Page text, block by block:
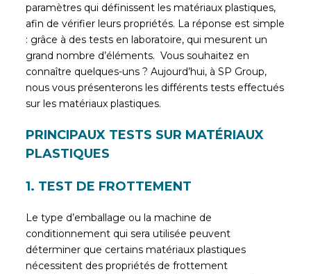
paramètres qui définissent les matériaux plastiques,
afin de vérifier leurs propriétés. La réponse est simple
: grâce à des tests en laboratoire, qui mesurent un
grand nombre d’éléments. Vous souhaitez en
connaître quelques-uns ? Aujourd’hui, à SP Group,
nous vous présenterons les différents tests effectués
sur les matériaux plastiques.
PRINCIPAUX TESTS SUR MATÉRIAUX
PLASTIQUES
1. TEST DE FROTTEMENT
Le type d’emballage ou la machine de
conditionnement qui sera utilisée peuvent
déterminer que certains matériaux plastiques
nécessitent des propriétés de frottement